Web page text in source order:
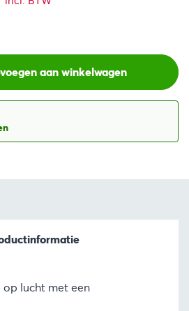
aan winkelwagen
op lucht met een